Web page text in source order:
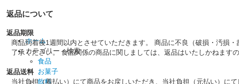
ホーム
カテゴリー・検索
食品
お菓子
飲料
返品について
返品期限
商品到着後1週間以内とさせていただきます。 商品に不良（破損・汚損
了承ください。 食品関係の商品に関しましては、返品はいたしかねます
返品送料
当社負担（着払い）にて商品をお戻しいただき、当社負担（元払い）にて